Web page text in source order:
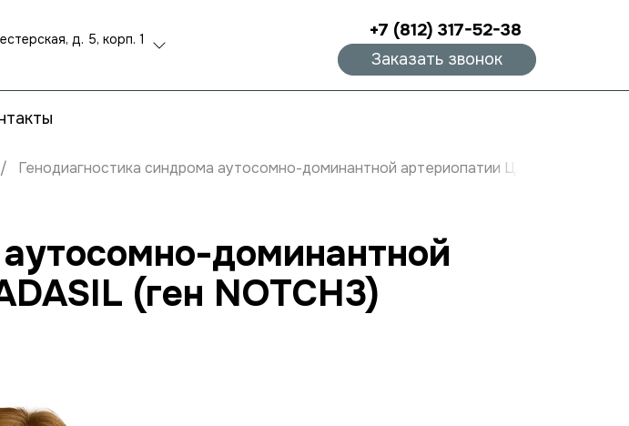
д. 5, корп. 1 +7 (812) 317-52-38
Заказать звонок
Генодиагностика синдрома аутосомно-доминантной артериопатии ЦАДАСИЛ/
доминантной
(ген NOTCH3)